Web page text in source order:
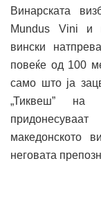
Винарската
Mundus Vini и
вински
повеќе од 100
само што ја
„Тиквеш” на
македонското
неговата